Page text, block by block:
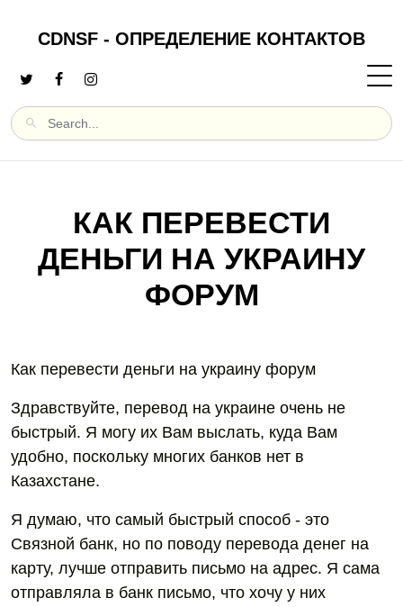
CDNSF - ОПРЕДЕЛЕНИЕ КОНТАКТОВ
КАК ПЕРЕВЕСТИ
ДЕНЬГИ НА УКРАИНУ
ФОРУМ
Как перевести деньги на украину форум
Здравствуйте, перевод на украине очень не
быстрый. Я могу их Вам выслать, куда Вам
удобно, поскольку многих банков нет в
Казахстане.
Я думаю, что самый быстрый способ - это
Связной банк, но по поводу перевода денег на
карту, лучше отправить письмо на адрес. Я сама
отправляла в банк письмо, что хочу у них